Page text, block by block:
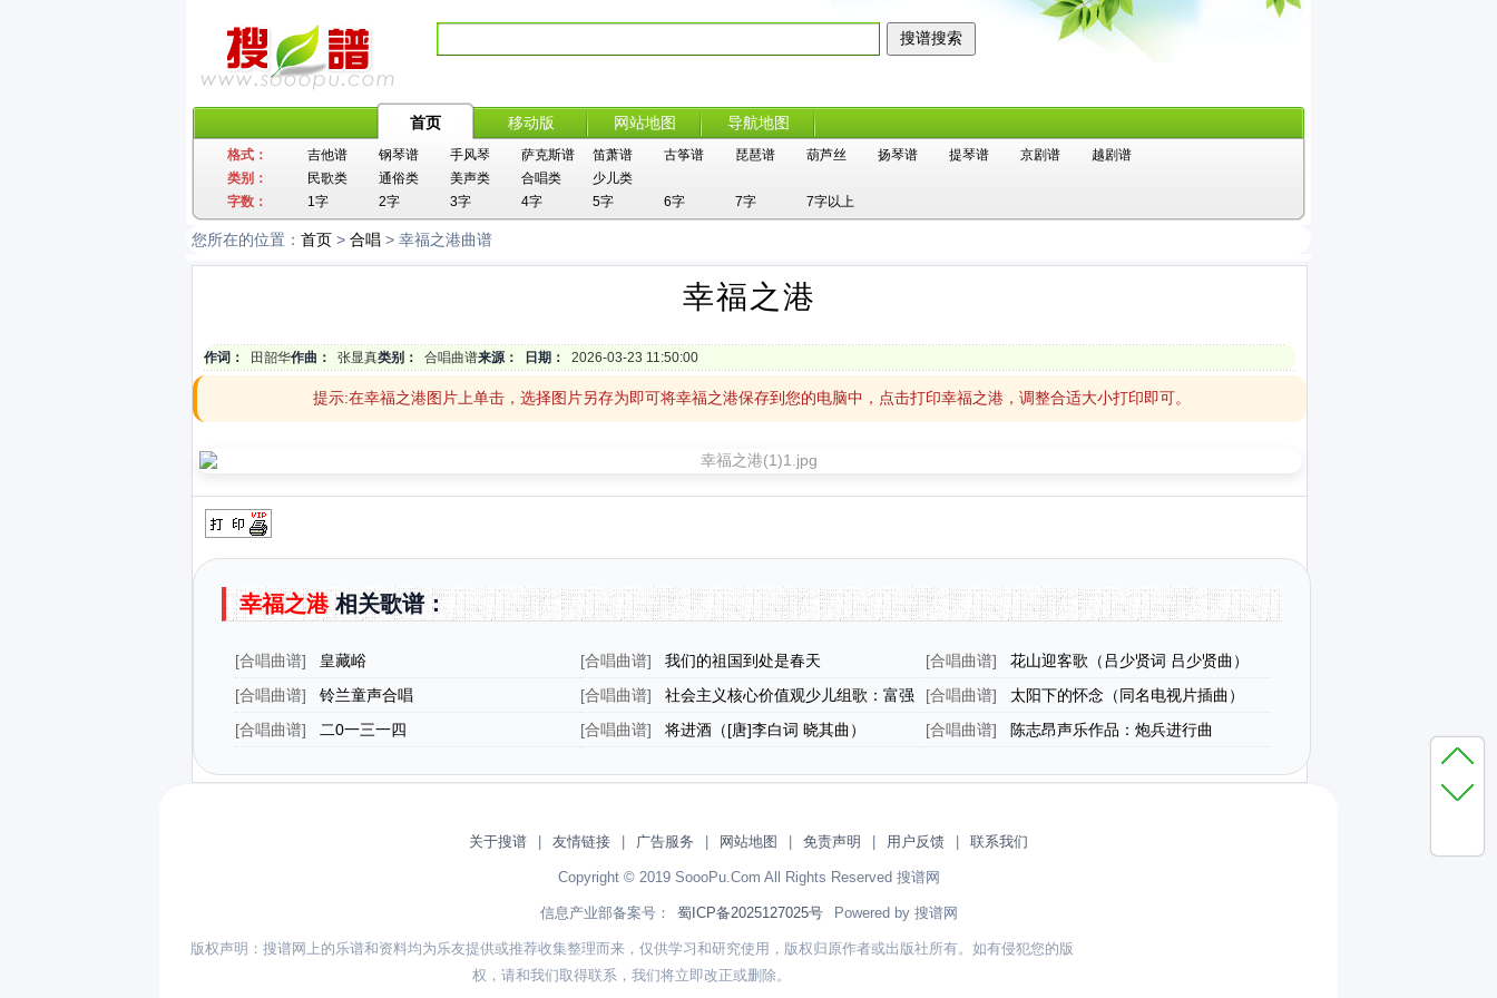
首页 移动版 网站地图 导航地图
格式： 吉他谱 钢琴谱 手风琴 萨克斯谱 笛萧谱 古筝谱 琵琶谱 葫芦丝 扬琴谱 提琴谱 京剧谱
越剧谱
类别：
民歌类 通俗类 美声类 合唱类
少儿类
字数：
1字 2字 3字 4字 5字 6字 7字 7字以上
您所在的位置： 首页 > 合唱 > 幸福之港曲谱
幸福之港
作词： 田韶华作曲： 张显真类别： 合唱曲谱来源： 日期： 2026-03-23 11:50:00
提示:在幸福之港图片上单击，选择图片另存为即可将幸福之港保存到您的电脑中，点击打印幸福之港，调整合适大小打印即可。
幸福之港相关歌谱：
[合唱曲谱] 皇藏峪 [合唱曲谱] 我们的祖国到处是春天 [合唱曲谱]
花山迎客歌（吕少贤词 吕少贤曲）
[合唱曲谱] 铃兰童声合唱 [合唱曲谱]
社会主义核心价值观少儿组歌：富强
歌（正谱）
[合唱曲谱]
太阳下的怀念（同名电视片插曲）
[合唱曲谱] 二0一三一四 [合唱曲谱] 将进酒（[唐]李白词 晓其曲） [合唱曲谱] 陈志昂声乐作品：炮兵进行曲
关于搜谱 友情链接 广告服务 网站地图 免责声明 用户反馈 联系我们
Copyright © 2019 SoooPu.Com All Rights Reserved 搜谱网
信息产业部备案号： 蜀ICP备2025127025号 Powered by 搜谱网
版权声明：搜谱网上的乐谱和资料均为乐友提供或推荐收集整理而来，仅供学习和研究使用，版权归原作者或出版社所有。如有侵犯您的版
权，请和我们取得联系，我们将立即改正或删除。